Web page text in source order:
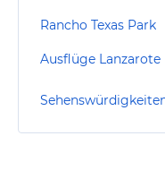
Rancho Texas Park
Ausflüge Lanzarote